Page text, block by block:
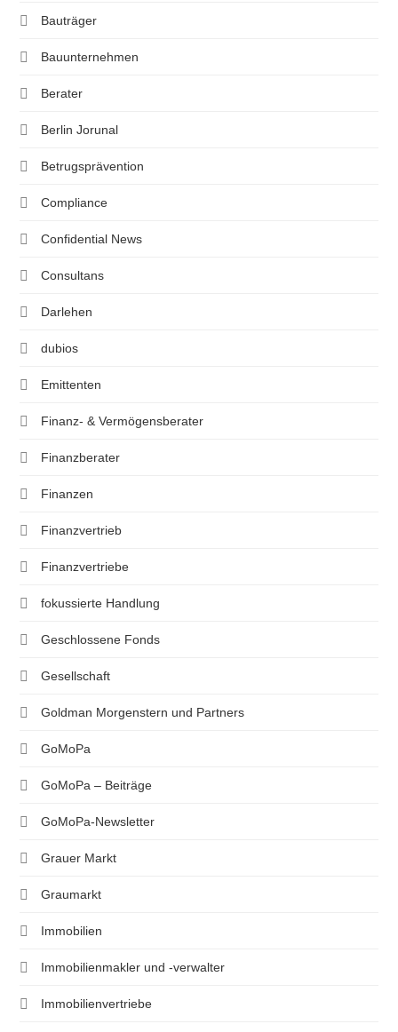
Bauträger
Bauunternehmen
Berater
Berlin Jorunal
Betrugsprävention
Compliance
Confidential News
Consultans
Darlehen
dubios
Emittenten
Finanz- & Vermögensberater
Finanzberater
Finanzen
Finanzvertrieb
Finanzvertriebe
fokussierte Handlung
Geschlossene Fonds
Gesellschaft
Goldman Morgenstern und Partners
GoMoPa
GoMoPa – Beiträge
GoMoPa-Newsletter
Grauer Markt
Graumarkt
Immobilien
Immobilienmakler und -verwalter
Immobilienvertriebe